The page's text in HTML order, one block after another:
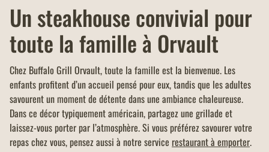
Un steakhouse convivial pour
toute la famille à Orvault
Chez Buffalo Grill Orvault, toute la famille est la bienvenue. Les
enfants profitent d’un accueil pensé pour eux, tandis que les adultes
savourent un moment de détente dans une ambiance chaleureuse.
Dans ce décor typiquement américain, partagez une grillade et
laissez-vous porter par l’atmosphère. Si vous préférez savourer votre
repas chez vous, pensez aussi à notre service restaurant à emporter.